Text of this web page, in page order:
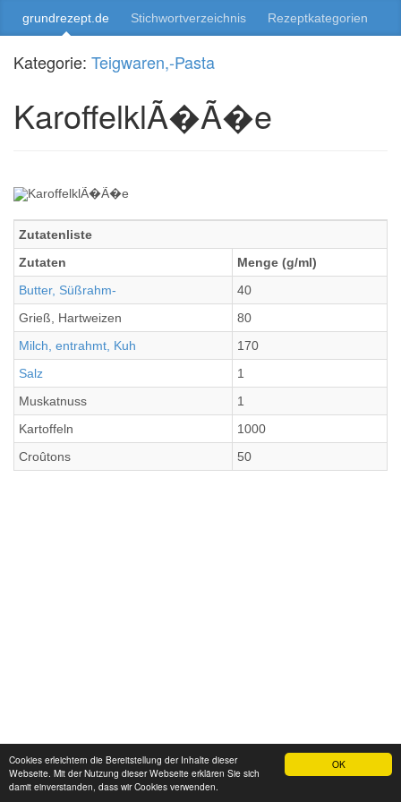
OK
Cookies erleichtern die Bereitstellung der Inhalte dieser
Webseite. Mit der Nutzung dieser Webseite erklären Sie sich
damit einverstanden, dass wir Cookies verwenden.
grundrezept.de Stichwortverzeichnis Rezeptkategorien
Kategorie: Teigwaren,-Pasta
KaroffelklÃ�Ã�e
Zutatenliste
Zutaten
Menge (g/ml)
Butter, Süßrahm-
40
Grieß, Hartweizen
80
Milch, entrahmt, Kuh
170
Salz
1
Muskatnuss
1
Kartoffeln
1000
Croûtons
50